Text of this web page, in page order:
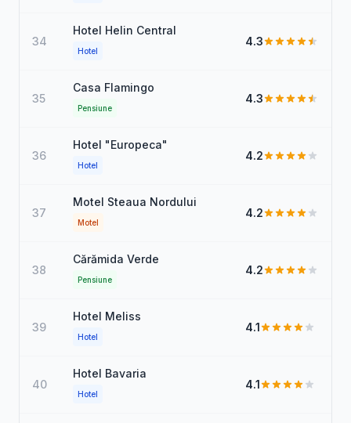
34
Hotel Helin Central
Hotel
4.3
35
Casa Flamingo
Pensiune
4.3
36
Hotel "Europeca"
Hotel
4.2
37
Motel Steaua Nordului
Motel
4.2
38
Cărămida Verde
Pensiune
4.2
39
Hotel Meliss
Hotel
4.1
40
Hotel Bavaria
Hotel
4.1